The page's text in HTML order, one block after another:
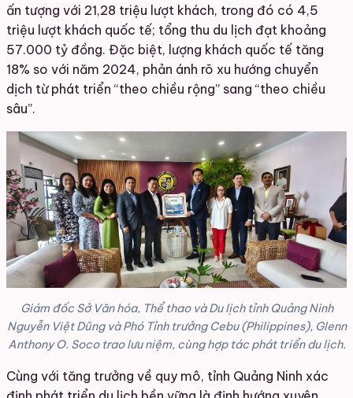
ấn tượng với 21,28 triệu lượt khách, trong đó có 4,5
triệu lượt khách quốc tế; tổng thu du lịch đạt khoảng
57.000 tỷ đồng. Đặc biệt, lượng khách quốc tế tăng
18% so với năm 2024, phản ánh rõ xu hướng chuyển
dịch từ phát triển “theo chiều rộng” sang “theo chiều
sâu”.
Giám đốc Sở Văn hóa, Thể thao và Du lịch tỉnh Quảng Ninh
Nguyễn Việt Dũng và Phó Tỉnh trưởng Cebu (Philippines), Glenn
Anthony O. Soco trao lưu niệm, cùng hợp tác phát triển du lịch.
Cùng với tăng trưởng về quy mô, tỉnh Quảng Ninh xác